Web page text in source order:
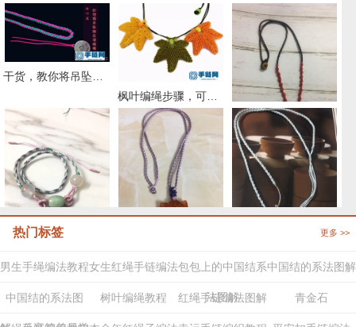
枫叶编绳步骤，可做中国结挂坠编绳项链
红翡圆珠项链绳编法图解
路路通项链绳的编法 四股辫项链的编法，简单红绳项链教程图解 海蓝宝编织样式，简单好看的项链绳做法
更多 >>
热门标签
男生手绳编法教程女生红绳手链编法包包上的中国结系
法图解
中国结的系法图解
中国结的系法图 树叶编绳教程 红绳手链编法图解 青金石